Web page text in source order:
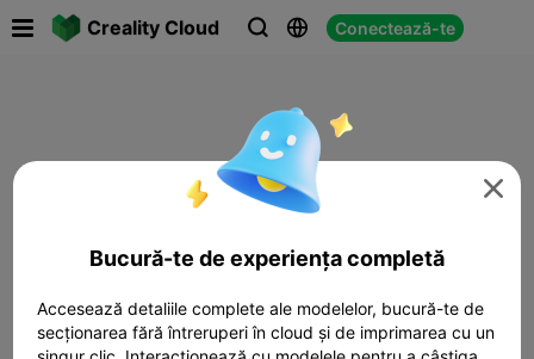
Creality Cloud   Conectează-te

Bucură-te de experiența completă
Accesează detaliile complete ale modelelor, bucură-te de
secționarea fără întreruperi în cloud și de imprimarea cu un